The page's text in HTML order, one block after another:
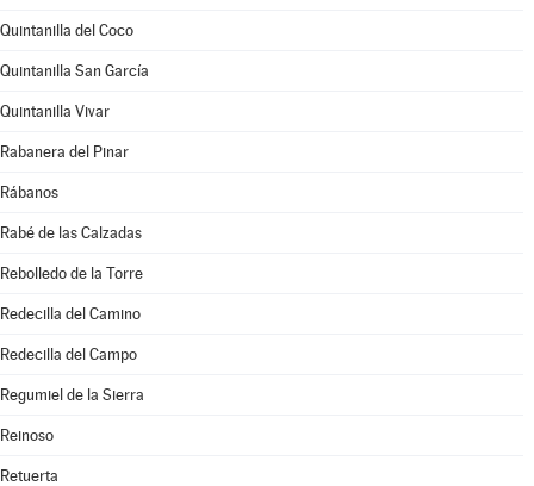
Quintanilla del Coco
Quintanilla San García
Quintanilla Vivar
Rabanera del Pinar
Rábanos
Rabé de las Calzadas
Rebolledo de la Torre
Redecilla del Camino
Redecilla del Campo
Regumiel de la Sierra
Reinoso
Retuerta